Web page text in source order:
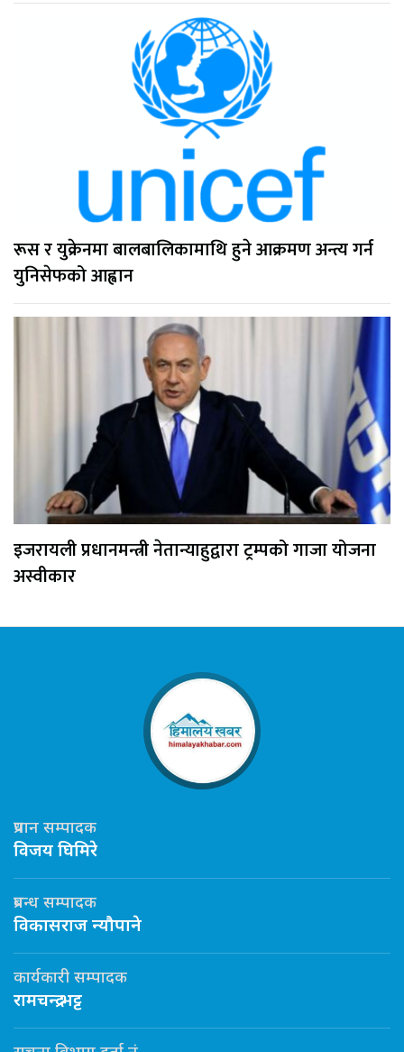
रूस र युक्रेनमा बालबालिकामाथि हुने आक्रमण अन्त्य गर्न
युनिसेफको आह्वान
इजरायली प्रधानमन्त्री नेतान्याहुद्वारा ट्रम्पको गाजा योजना
अस्वीकार
प्रधान सम्पादक
विजय घिमिरे
प्रबन्ध सम्पादक
विकासराज न्यौपाने
कार्यकारी सम्पादक
रामचन्द्र भट्ट